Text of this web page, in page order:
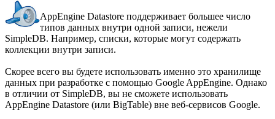
AppEngine Datastore поддерживает большее число
типов данных внутри одной записи, нежели
SimpleDB. Например, списки, которые могут содержать
коллекции внутри записи.
Скорее всего вы будете использовать именно это хранилище
данных при разработке с помощью Google AppEngine. Однако
в отличии от SimpleDB, вы не сможете использовать
AppEngine Datastore (или BigTable) вне веб-сервисов Google.